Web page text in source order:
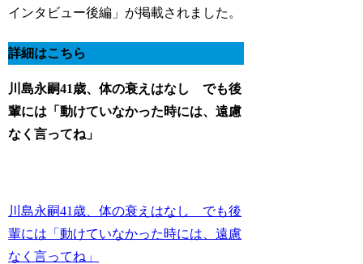
インタビュー後編」が掲載されました。
詳細はこちら
川島永嗣41歳、体の衰えはなし でも後
輩には「動けていなかった時には、遠慮
なく言ってね」
川島永嗣41歳、体の衰えはなし でも後
輩には「動けていなかった時には、遠慮
なく言ってね」